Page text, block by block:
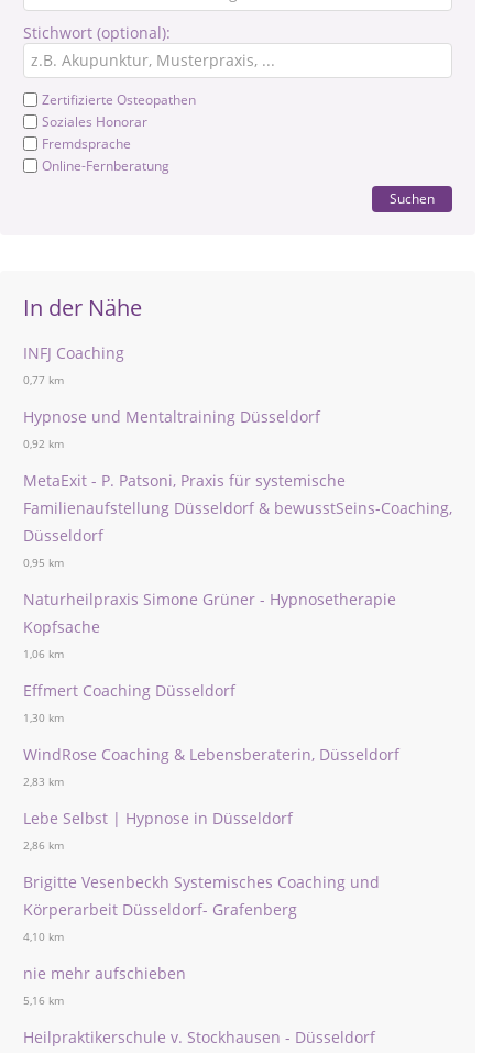
Stichwort (optional):
Zertifizierte Osteopathen
Soziales Honorar
Fremdsprache
Online-Fernberatung
Suchen
In der Nähe
INFJ Coaching
0,77 km
Hypnose und Mentaltraining Düsseldorf
0,92 km
MetaExit - P. Patsoni, Praxis für systemische
Familienaufstellung Düsseldorf & bewusstSeins-Coaching,
Düsseldorf
0,95 km
Naturheilpraxis Simone Grüner - Hypnosetherapie
Kopfsache
1,06 km
Effmert Coaching Düsseldorf
1,30 km
WindRose Coaching & Lebensberaterin, Düsseldorf
2,83 km
Lebe Selbst | Hypnose in Düsseldorf
2,86 km
Brigitte Vesenbeckh Systemisches Coaching und
Körperarbeit Düsseldorf- Grafenberg
4,10 km
nie mehr aufschieben
5,16 km
Heilpraktikerschule v. Stockhausen - Düsseldorf